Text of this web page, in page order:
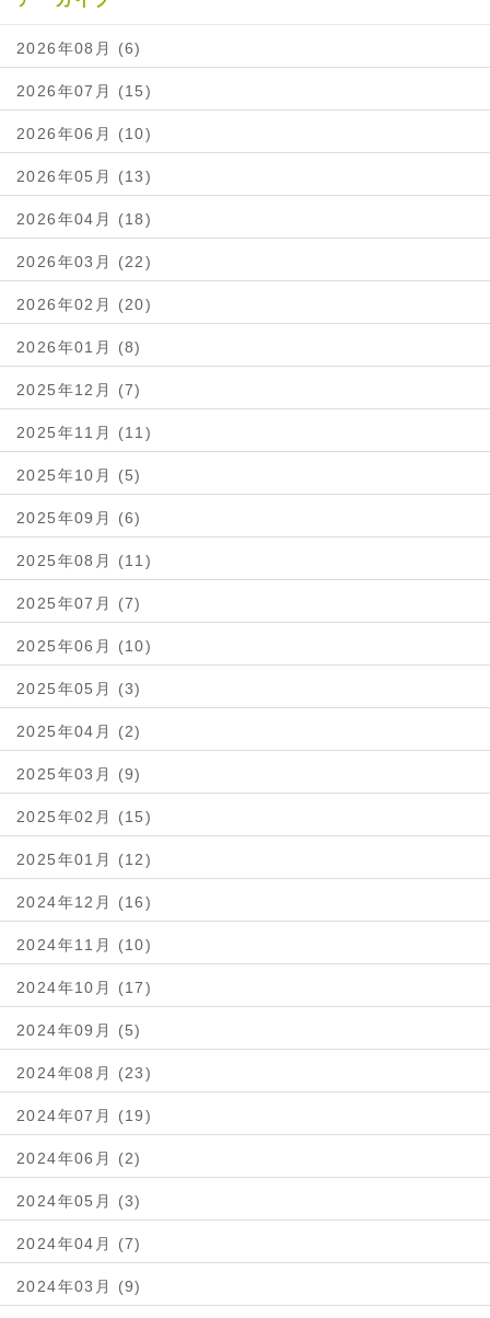
2026年08月 (6)
2026年07月 (15)
2026年06月 (10)
2026年05月 (13)
2026年04月 (18)
2026年03月 (22)
2026年02月 (20)
2026年01月 (8)
2025年12月 (7)
2025年11月 (11)
2025年10月 (5)
2025年09月 (6)
2025年08月 (11)
2025年07月 (7)
2025年06月 (10)
2025年05月 (3)
2025年04月 (2)
2025年03月 (9)
2025年02月 (15)
2025年01月 (12)
2024年12月 (16)
2024年11月 (10)
2024年10月 (17)
2024年09月 (5)
2024年08月 (23)
2024年07月 (19)
2024年06月 (2)
2024年05月 (3)
2024年04月 (7)
2024年03月 (9)